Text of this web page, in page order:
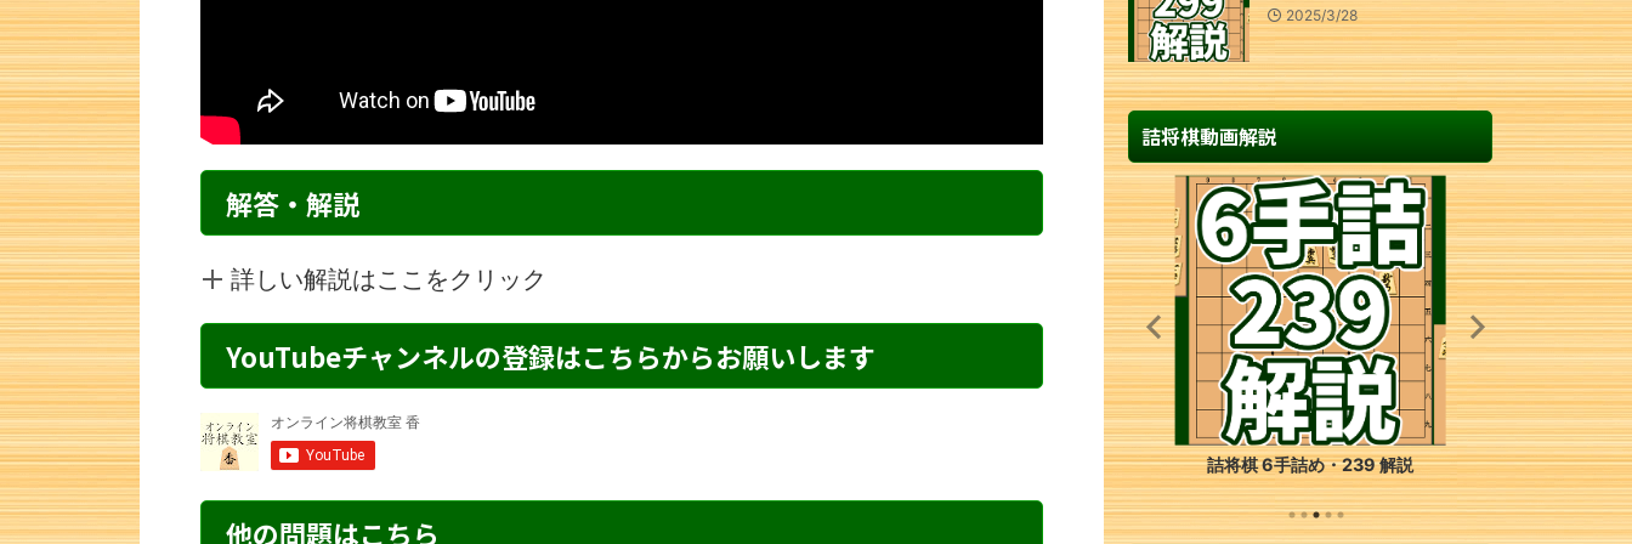
解答・解説
詳しい解説はここをクリック
YouTubeチャンネルの登録はこちらからお願いします
他の問題はこちら
2025/3/28
詰将棋動画解説
詰将棋 4手詰め・207 解説 詰将棋 6手詰め・239 解説 詰将